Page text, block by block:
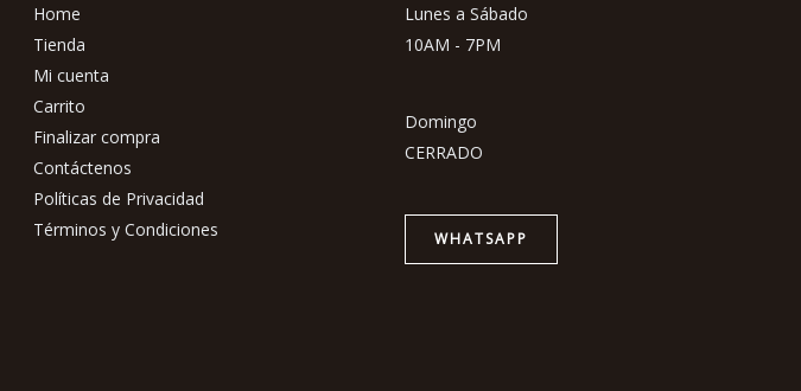
Home
Tienda
Mi cuenta
Carrito
Finalizar compra
Contáctenos
Políticas de Privacidad
Términos y Condiciones
Lunes a Sábado
10AM - 7PM
Domingo
CERRADO
WHATSAPP